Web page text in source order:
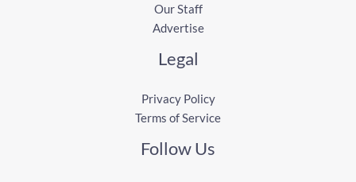
Our Staff
Advertise
Legal
Privacy Policy
Terms of Service
Follow Us